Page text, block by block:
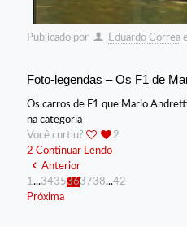
Publicado por Eduardo Correa
Foto-legendas – Os F1 de
Os carros de F1 que Mario
na categoria
Você curtiu?
2
2 Continuar Lendo
Anterior
1...3435363738...42
Próxima